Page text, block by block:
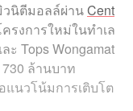
วนิตีมอลล์ผ่านCent
ครงการใหม่ในทำเล
ะ Tops Wongamat
ล้านบาท
นวโน้มการเติบโต